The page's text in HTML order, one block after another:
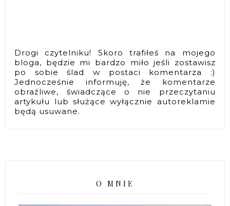
Drogi czytelniku! Skoro trafiłeś na mojego
bloga, będzie mi bardzo miło jeśli zostawisz
po sobie ślad w postaci komentarza :)
Jednocześnie informuję, że komentarze
obraźliwe, świadczące o nie przeczytaniu
artykułu lub służące wyłącznie autoreklamie
będą usuwane.
O MNIE